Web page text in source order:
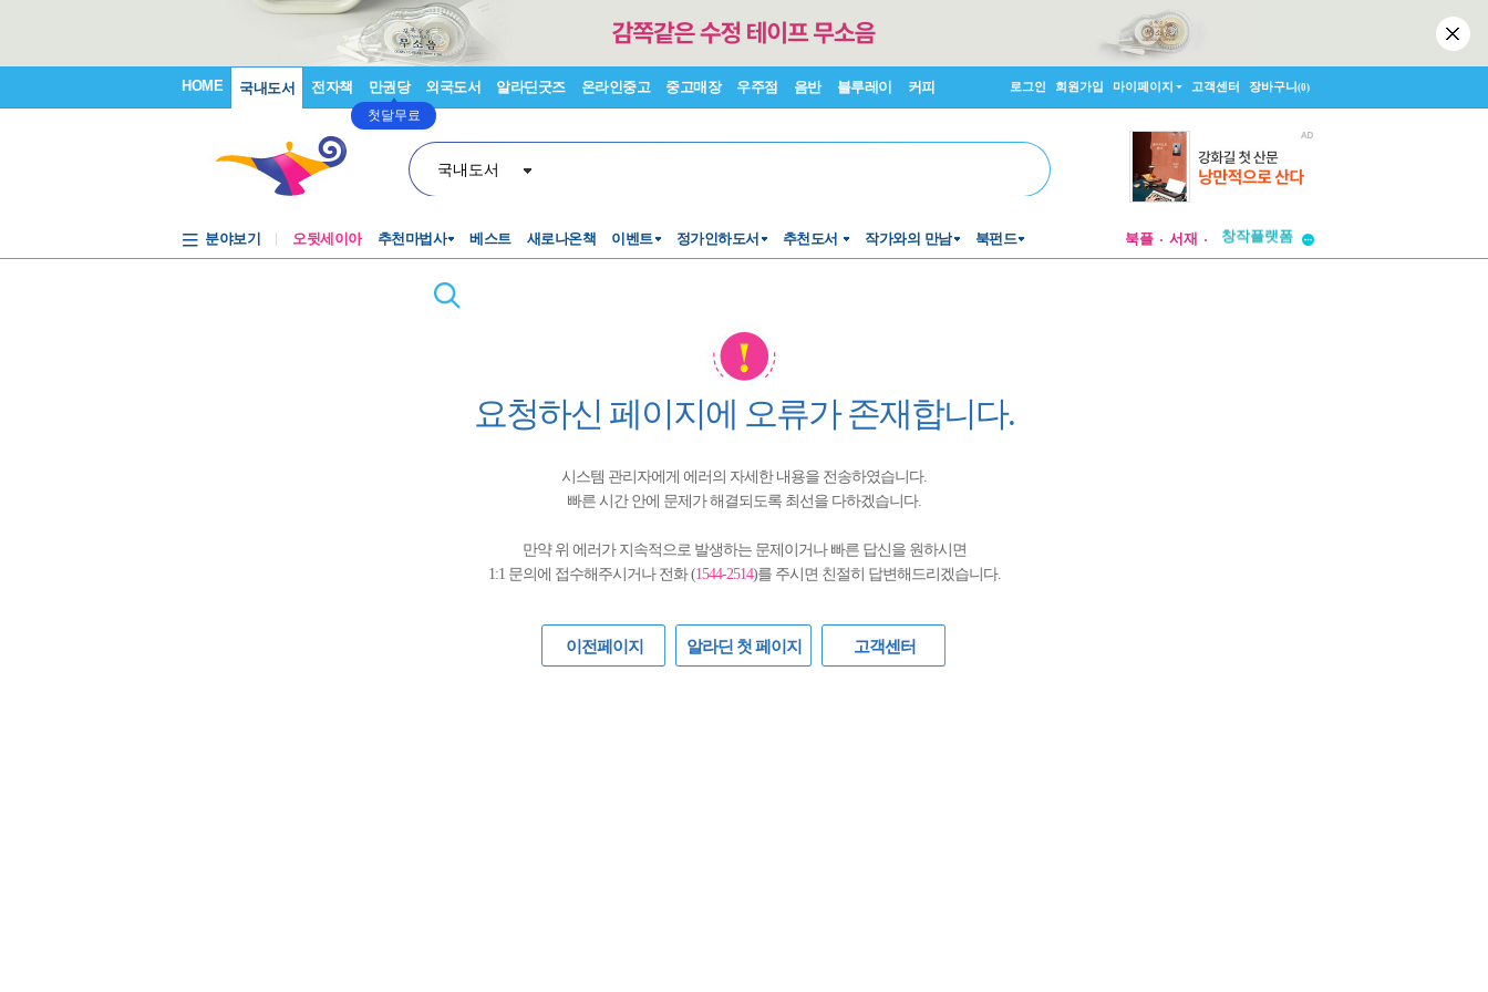
HOME 국내도서 전자책 만권당
첫달무료
외국도서 알라딘굿즈 온라인중고 중고매장 우주점 음반 블루레이 커피 로그인 회원가입 마이페이지 고객센터 장바구니(0)
국내도서
분야보기 오뒷세이아 추천마법사 베스트 새로나온책 이벤트 정가인하도서 추천도서 작가와의 만남 북펀드 북플 서재
투비컨티뉴드
요청하신 페이지에 오류가 존재합니다.
시스템 관리자에게 에러의 자세한 내용을 전송하였습니다.
빠른 시간 안에 문제가 해결되도록 최선을 다하겠습니다.
만약 위 에러가 지속적으로 발생하는 문제이거나 빠른 답신을 원하시면
1:1 문의에 접수해주시거나 전화 (1544-2514)를 주시면 친절히 답변해드리겠습니다.
이전페이지 알라딘 첫 페이지 고객센터